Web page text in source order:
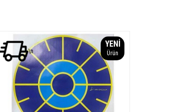
YENI
Ürün
\n